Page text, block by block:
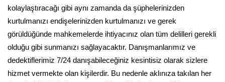
kolaylaştıracağı gibi aynı zamanda da şüphelerinizden
kurtulmanızı endişelerinizden kurtulmanızı ve gerek
görüldüğünde mahkemelerde ihtiyacınız olan tüm delilleri gerekli
olduğu gibi sunmanızı sağlayacaktır. Danışmanlarımız ve
dedektiflerimiz 7/24 danışabileceğiniz kesintisiz olarak sizlere
hizmet vermekte olan kişilerdir. Bu nedenle aklınıza takılan her